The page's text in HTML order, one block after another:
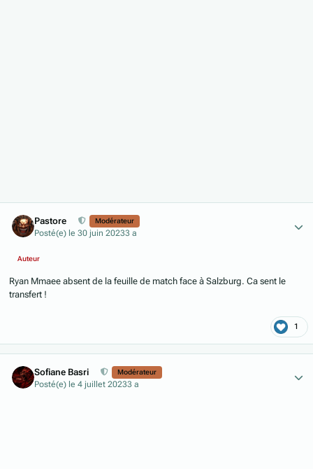
Pastore Modérateur
Posté(e) le 30 juin 20233 a
Auteur
Ryan Mmaee absent de la feuille de match face à Salzburg. Ca sent le
transfert !
1
Sofiane Basri Modérateur
Posté(e) le 4 juillet 20233 a